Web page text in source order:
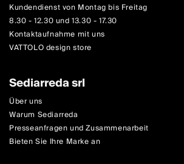
Kundendienst von Montag bis Freitag
8.30 - 12.30 und 13.30 - 17.30
Kontaktaufnahme mit uns
VATTOLO design store
Sediarreda srl
Über uns
Warum Sediarreda
Presseanfragen und Zusammenarbeit
Bieten Sie Ihre Marke an